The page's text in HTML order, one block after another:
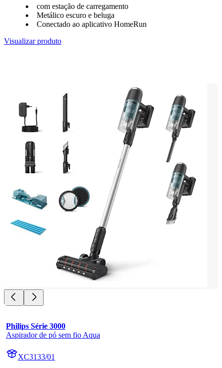
com estação de carregamento
Metálico escuro e beluga
Conectado ao aplicativo HomeRun
Visualizar produto
Philips Série 3000
Aspirador de pó sem fio Aqua
XC3133/01